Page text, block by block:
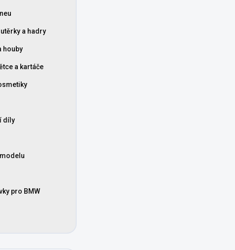
a hadry
houby
a kartáče
díly
pro BMW